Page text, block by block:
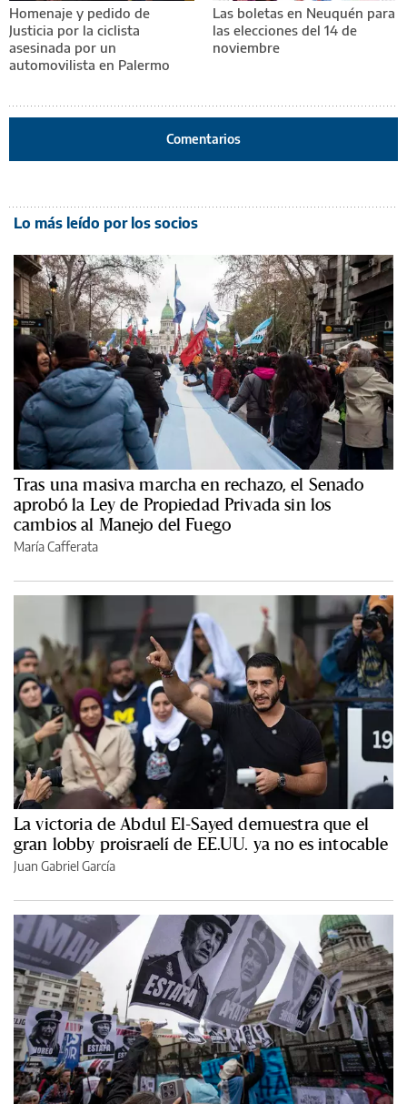
Homenaje y pedido de
Justicia por la ciclista
asesinada por un
automovilista en Palermo
Las boletas en Neuquén para
las elecciones del 14 de
noviembre
Comentarios
Lo más leído por los socios
Tras una masiva marcha en rechazo, el Senado
aprobó la Ley de Propiedad Privada sin los
cambios al Manejo del Fuego
María Cafferata
La victoria de Abdul El-Sayed demuestra que el
gran lobby proisraelí de EE.UU. ya no es intocable
Juan Gabriel García